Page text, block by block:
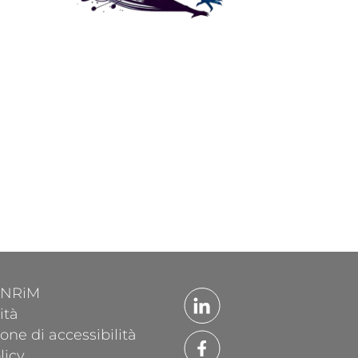
di accessibilità